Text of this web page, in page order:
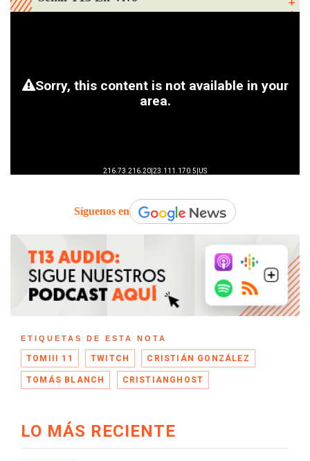
Síguenos en
ETIQUETAS DE ESTA NOTA
TOMIII 11 TWITCH CRISTIÁN GONZÁLEZ
TOMÁS BLANCH CRISTIANGHOST
LO MÁS RECIENTE